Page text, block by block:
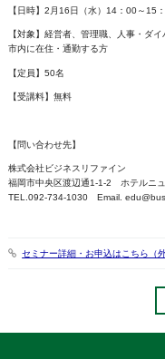
【日時】2月16日（水）14：00～15
【対象】経営者、管理職、人事・ダ
市内に在住・通勤する方
【定員】50名
【受講料】無料
【問い合わせ先】
株式会社ビジネスリファイン
福岡市中央区渡辺通1-1-2 ホテルニ
TEL.092-734-1030 Email.
セミナー詳細・お申込はこちら（